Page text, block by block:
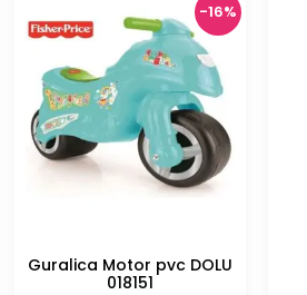
-16%
Guralica Motor pvc DOLU
018151